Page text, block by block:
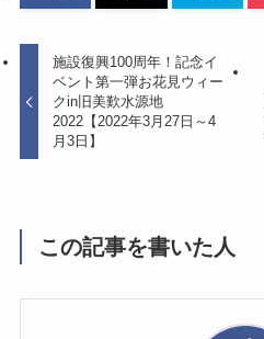
施設復興100周年！記念イ
ベント第一弾お花見ウィー
クin旧美歎水源地
2022【2022年3月27日～4
月3日】
この記事を書いた人